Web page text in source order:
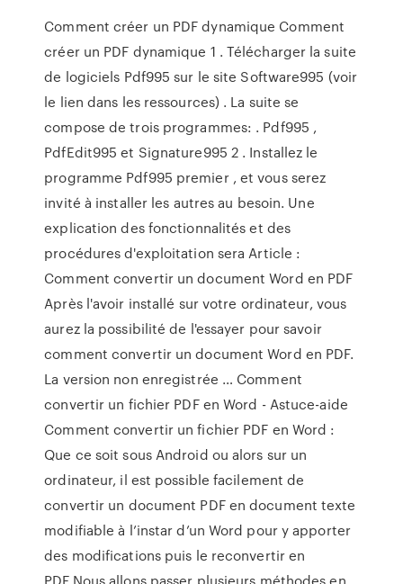
Comment créer un PDF dynamique Comment
créer un PDF dynamique 1 . Télécharger la suite
de logiciels Pdf995 sur le site Software995 (voir
le lien dans les ressources) . La suite se
compose de trois programmes: . Pdf995 ,
PdfEdit995 et Signature995 2 . Installez le
programme Pdf995 premier , et vous serez
invité à installer les autres au besoin. Une
explication des fonctionnalités et des
procédures d'exploitation sera Article :
Comment convertir un document Word en PDF
Après l'avoir installé sur votre ordinateur, vous
aurez la possibilité de l'essayer pour savoir
comment convertir un document Word en PDF.
La version non enregistrée … Comment
convertir un fichier PDF en Word - Astuce-aide
Comment convertir un fichier PDF en Word :
Que ce soit sous Android ou alors sur un
ordinateur, il est possible facilement de
convertir un document PDF en document texte
modifiable à l’instar d’un Word pour y apporter
des modifications puis le reconvertir en
PDF.Nous allons passer plusieurs méthodes en